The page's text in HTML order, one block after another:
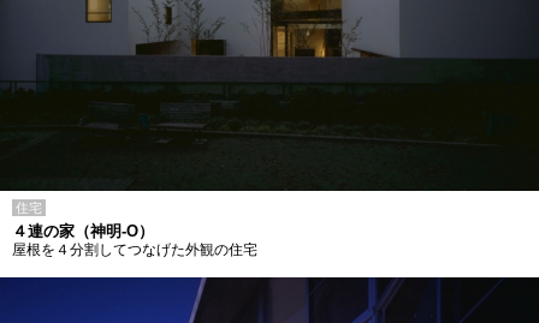
住宅
４連の家（神明-O）
屋根を４分割してつなげた外観の住宅